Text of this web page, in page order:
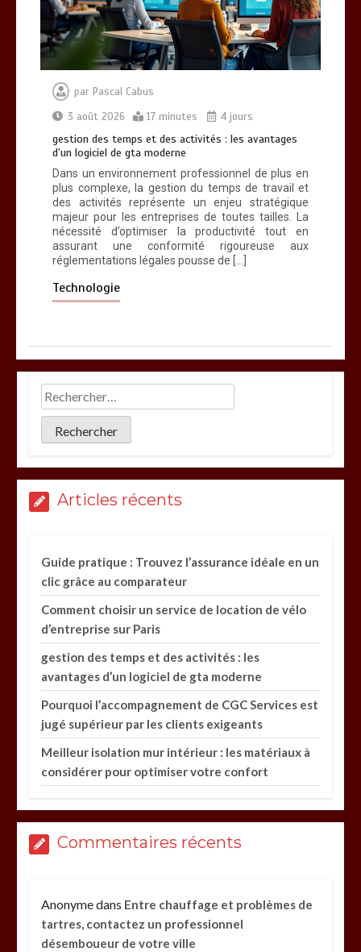
par Pascal Cabus
3 août 2026
17 minutes 4 jours
gestion des temps et des activités : les avantages
d’un logiciel de gta moderne
Dans un environnement professionnel de plus en
plus complexe, la gestion du temps de travail et
des activités représente un enjeu stratégique
majeur pour les entreprises de toutes tailles. La
nécessité d’optimiser la productivité tout en
assurant une conformité rigoureuse aux
réglementations légales pousse de […]
Technologie
Articles récents
Guide pratique : Trouvez l’assurance idéale en un
clic grâce au comparateur
Comment choisir un service de location de vélo
d’entreprise sur Paris
gestion des temps et des activités : les
avantages d’un logiciel de gta moderne
Pourquoi l’accompagnement de CGC Services est
jugé supérieur par les clients exigeants
Meilleur isolation mur intérieur : les matériaux à
considérer pour optimiser votre confort
Commentaires récents
Anonymedans Entre chauffage et problèmes de
tartres, contactez un professionnel
désemboueur de votre ville